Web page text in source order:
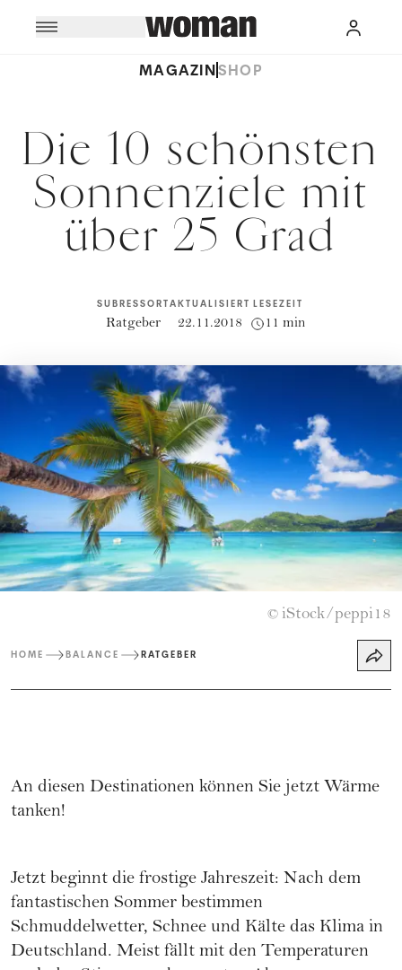
MAGAZINSHOP
Die 10 schönsten
Sonnenziele mit
über 25 Grad
SUBRESSORT
Ratgeber
AKTUALISIERT
22.11.2018
LESEZEIT
11 min
© iStock/peppi18
HOME BALANCE RATGEBER
An diesen Destinationen können Sie jetzt Wärme
tanken!
Jetzt beginnt die frostige Jahreszeit: Nach dem
fantastischen Sommer bestimmen
Schmuddelwetter, Schnee und Kälte das Klima in
Deutschland. Meist fällt mit den Temperaturen